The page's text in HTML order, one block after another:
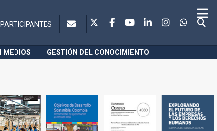
PARTICIPANTES
MEDIOS GESTIÓN DEL CONOCIMIENTO